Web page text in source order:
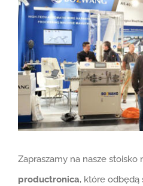
większy
obrazek
Zapraszamy na nasze
productronica, które odbędą